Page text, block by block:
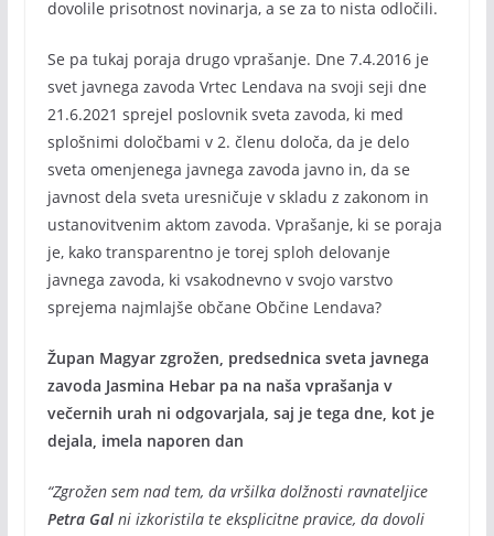
dovolile prisotnost novinarja, a se za to nista odločili.
Se pa tukaj poraja drugo vprašanje. Dne 7.4.2016 je
svet javnega zavoda Vrtec Lendava na svoji seji dne
21.6.2021 sprejel poslovnik sveta zavoda, ki med
splošnimi določbami v 2. členu določa, da je delo
sveta omenjenega javnega zavoda javno in, da se
javnost dela sveta uresničuje v skladu z zakonom in
ustanovitvenim aktom zavoda. Vprašanje, ki se poraja
je, kako transparentno je torej sploh delovanje
javnega zavoda, ki vsakodnevno v svojo varstvo
sprejema najmlajše občane Občine Lendava?
Župan Magyar zgrožen, predsednica sveta javnega
zavoda Jasmina Hebar pa na naša vprašanja v
večernih urah ni odgovarjala, saj je tega dne, kot je
dejala, imela naporen dan
“Zgrožen sem nad tem, da vršilka dolžnosti ravnateljice
Petra Galni izkoristila te eksplicitne pravice, da dovoli